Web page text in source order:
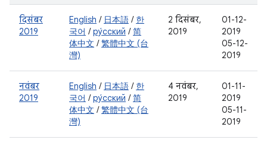
दिसंबर
2019
English / 日本語 / 한
국어 /ру́сский /简
体中文 /繁體中文 (台
灣)
2 दिसंबर,
2019
01-12-
2019
05-12-
2019
नवंबर
2019
English / 日本語 / 한
국어 /ру́сский /简
体中文 /繁體中文 (台
灣)
4 नवंबर,
2019
01-11-
2019
05-11-
2019